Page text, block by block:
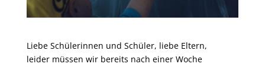
Liebe Schülerinnen und Schüler, liebe Eltern,
leider müssen wir bereits nach einer Woche